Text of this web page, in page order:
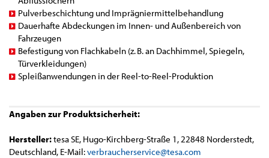
Pulverbeschichtung und Imprägniermittelbehandlung
Dauerhafte Abdeckungen im Innen- und Außenbereich von
Fahrzeugen
Befestigung von Flachkabeln (z. B. an Dachhimmel, Spiegeln,
Türverkleidungen)
Spleißanwendungen in der Reel-to-Reel-Produktion
Angaben zur Produktsicherheit:
Hersteller:tesa SE, Hugo-Kirchberg-Straße 1, 22848 Norderstedt,
Deutschland, E-Mail:verbraucherservice@tesa.com